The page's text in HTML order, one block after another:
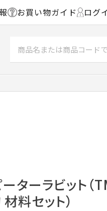
お買い物ガイド ログ
ターラビット（
料セット）